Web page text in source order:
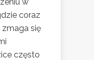
coraz
się
często